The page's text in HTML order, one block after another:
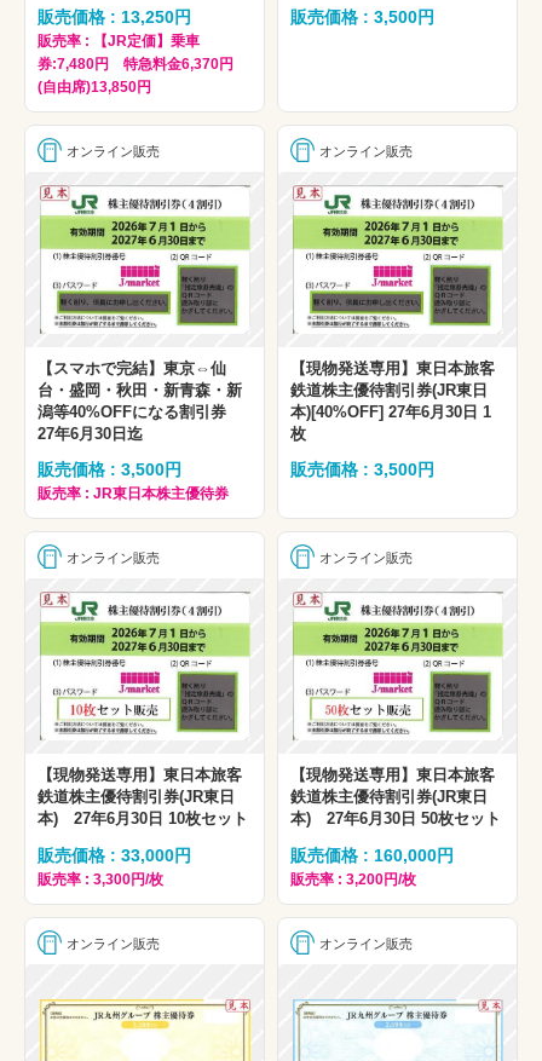
販売価格 : 13,250円
販売率 : 【JR定価】乗車
券:7,480円 特急料金6,370円
(自由席)13,850円
販売価格 : 3,500円
オンライン販売
【スマホで完結】東京⇔仙
台・盛岡・秋田・新青森・新
潟等40%OFFになる割引券
27年6月30日迄
販売価格 : 3,500円
販売率 : JR東日本株主優待券
オンライン販売
【現物発送専用】東日本旅客
鉄道株主優待割引券(JR東日
本)[40%OFF] 27年6月30日 1
枚
販売価格 : 3,500円
オンライン販売
【現物発送専用】東日本旅客
鉄道株主優待割引券(JR東日
本) 27年6月30日 10枚セット
販売価格 : 33,000円
販売率 : 3,300円/枚
オンライン販売
【現物発送専用】東日本旅客
鉄道株主優待割引券(JR東日
本) 27年6月30日 50枚セット
販売価格 : 160,000円
販売率 : 3,200円/枚
オンライン販売 オンライン販売